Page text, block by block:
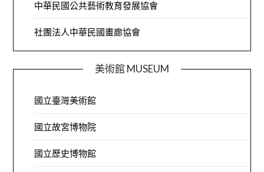
中華民國公共藝術教育發展協會
社團法人中華民國畫廊協會
美術館 MUSEUM
國立臺灣美術館
國立故宮博物院
國立歷史博物館